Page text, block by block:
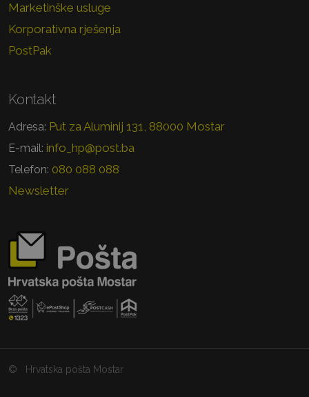
Marketinške usluge
Korporativna rješenja
PostPak
Kontakt
Adresa: Put za Aluminij 131, 88000 Mostar
E-mail: info_hp@post.ba
Telefon: 080 088 088
Newsletter
© Hrvatska pošta Mostar